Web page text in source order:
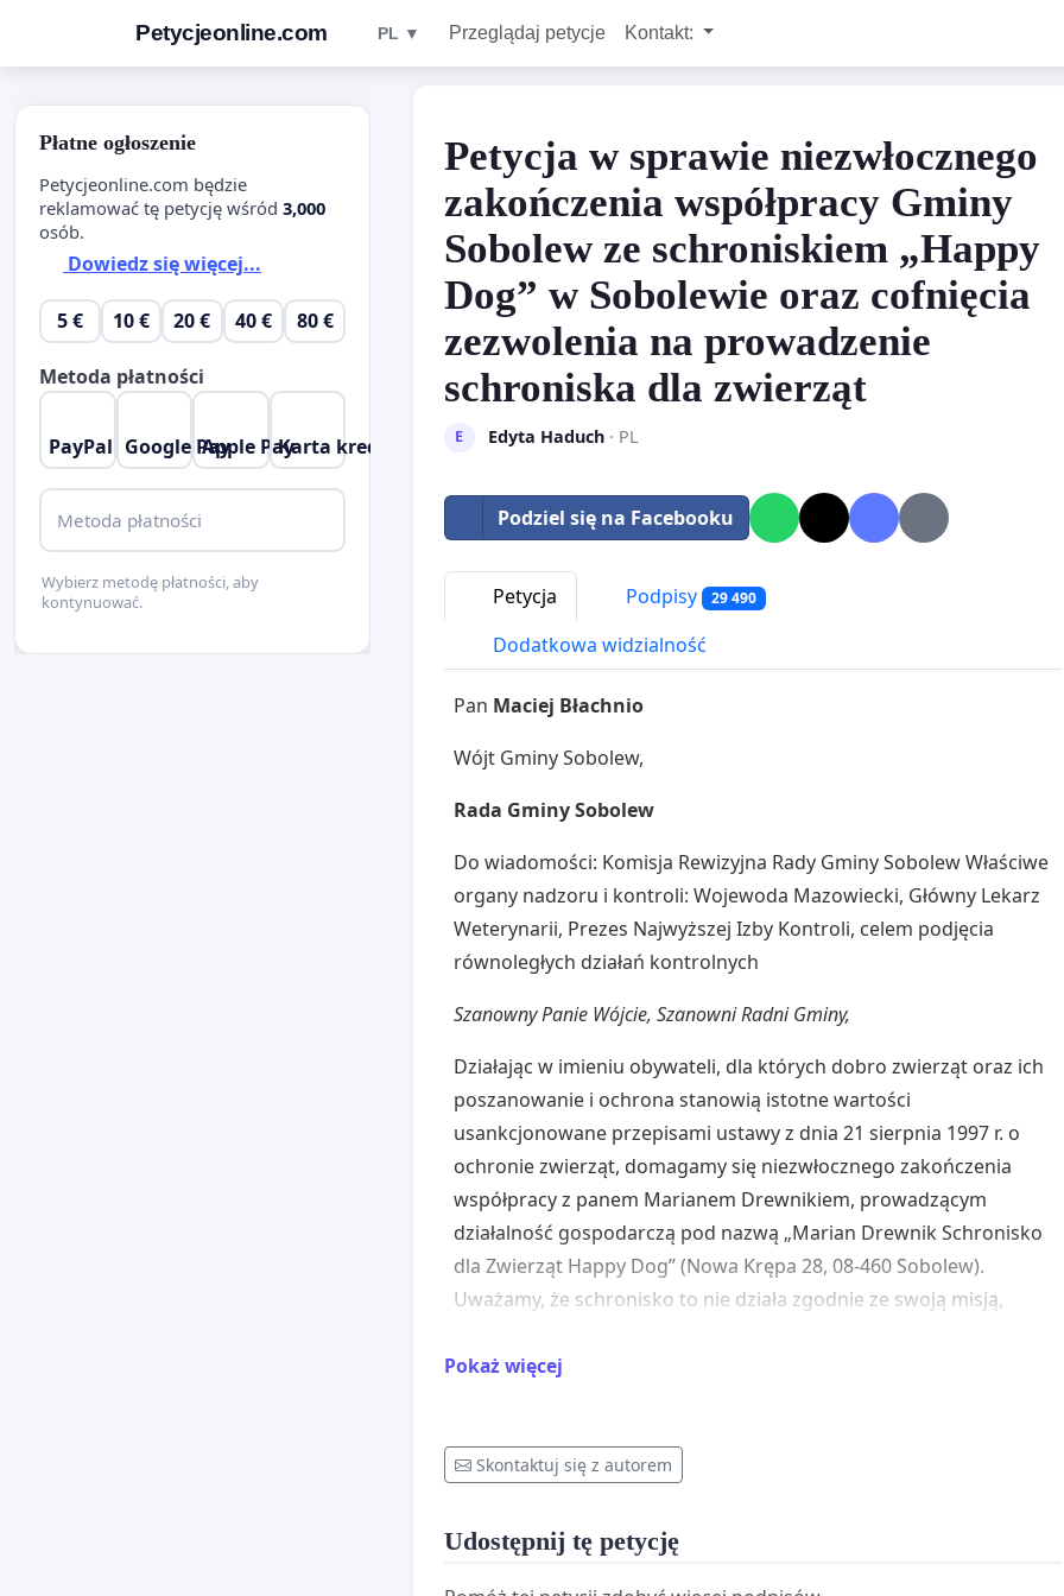
Petycjeonline.com PL ▼ Przeglądaj petycje Kontakt:
Petycja w sprawie niezwłocznego
zakończenia współpracy Gminy
Sobolew ze schroniskiem „Happy
Dog” w Sobolewie oraz cofnięcia
zezwolenia na prowadzenie
schroniska dla zwierząt
E Edyta Haduch· PL
Podziel się na Facebooku
Petycja Podpisy 29 490
Dodatkowa widzialność
Pan Maciej Błachnio
Wójt Gminy Sobolew,
Rada Gminy Sobolew
Do wiadomości: Komisja Rewizyjna Rady Gminy Sobolew Właściwe
organy nadzoru i kontroli: Wojewoda Mazowiecki, Główny Lekarz
Weterynarii, Prezes Najwyższej Izby Kontroli, celem podjęcia
równoległych działań kontrolnych
Szanowny Panie Wójcie, Szanowni Radni Gminy,
Działając w imieniu obywateli, dla których dobro zwierząt oraz ich
poszanowanie i ochrona stanowią istotne wartości
usankcjonowane przepisami ustawy z dnia 21 sierpnia 1997 r. o
ochronie zwierząt, domagamy się niezwłocznego zakończenia
współpracy z panem Marianem Drewnikiem, prowadzącym
działalność gospodarczą pod nazwą „Marian Drewnik Schronisko
dla Zwierząt Happy Dog” (Nowa Krępa 28, 08-460 Sobolew).
Uważamy, że schronisko to nie działa zgodnie ze swoją misją,
zdrowia, a nawet śmierć.
schroniska dla zwierząt i zlecanie w imieniu gminy opieki nad
bezdomnymi zwierzętami stanowi działanie na szkodę
standardom etycznym ani przepisom prawnym, które obowiązują
w Rzeczypospolitej Polskiej. Na podstawie licznych relacji
Pokaż więcej
Skontaktuj się z autorem
Udostępnij tę petycję
Płatne ogłoszenie
Petycjeonline.com będzie
reklamować tę petycję wśród 3,000
osób.
Dowiedz się więcej...
5 € 10 € 20 € 40 € 80 €
Metoda płatności
PayPal Google PayApple PayKarta kredytowa
Metoda płatności
Wybierz metodę płatności, aby
kontynuować.